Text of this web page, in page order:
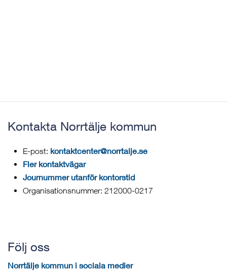
Kontakta Norrtälje kommun
E-post: kontaktcenter@norrtalje.se
Fler kontaktvägar
Journummer utanför kontorstid
Organisationsnummer: 212000-0217
Följ oss
Norrtälje kommun i sociala medier